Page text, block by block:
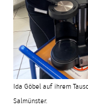
Ida Göbel auf ihrem
Salmünster.